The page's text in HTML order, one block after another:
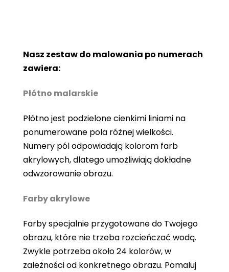
Nasz zestaw do malowania po numerach
zawiera:
Płótno malarskie
Płótno jest podzielone cienkimi liniami na
ponumerowane pola różnej wielkości.
Numery pól odpowiadają kolorom farb
akrylowych, dlatego umożliwiają dokładne
odwzorowanie obrazu.
Farby akrylowe
Farby specjalnie przygotowane do Twojego
obrazu, które nie trzeba rozcieńczać wodą.
Zwykle potrzeba około 24 kolorów, w
zależności od konkretnego obrazu. Pomaluj